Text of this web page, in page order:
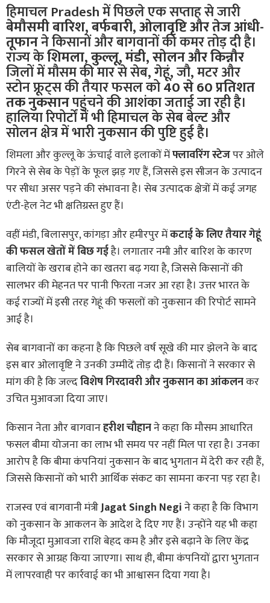
हिमाचल Pradesh में पिछले एक सप्ताह से जारी
बेमौसमी बारिश, बर्फबारी, ओलावृष्टि और तेज आंधी-
तूफानने किसानों और बागवानों की कमर तोड़ दी है।
राज्य केशिमला, कुल्लू, मंडी, सोलन और किन्नौर
जिलों में मौसम की मार से सेब, गेहूं, जौ, मटर और
स्टोन फ्रूट्स की तैयार फसल को40 से 60 प्रतिशत
तक नुकसानपहुंचने की आशंका जताई जा रही है।
हालिया रिपोर्टों में भी हिमाचल के सेब बेल्ट और
सोलन क्षेत्र में भारी नुकसान की पुष्टि हुई है।
शिमला और कुल्लू के ऊंचाई वाले इलाकों मेंफ्लावरिंग स्टेजपर ओले
गिरने से सेब के पेड़ों के फूल झड़ गए हैं, जिससे इस सीजन के उत्पादन
पर सीधा असर पड़ने की संभावना है। सेब उत्पादक क्षेत्रों में कई जगह
एंटी-हेल नेट भी क्षतिग्रस्त हुए हैं।
वहीं मंडी, बिलासपुर, कांगड़ा और हमीरपुर मेंकटाई के लिए तैयार गेहूं
की फसल खेतों में बिछ गईहै। लगातार नमी और बारिश के कारण
बालियों के खराब होने का खतरा बढ़ गया है, जिससे किसानों की
सालभर की मेहनत पर पानी फिरता नजर आ रहा है। उत्तर भारत के
कई राज्यों में इसी तरह गेहूं की फसलों को नुकसान की रिपोर्ट सामने
आई है।
सेब बागवानों का कहना है कि पिछले वर्ष सूखे की मार झेलने के बाद
इस बार ओलावृष्टि ने उनकी उम्मीदें तोड़ दी हैं। किसानों ने सरकार से
मांग की है कि जल्दविशेष गिरदावरी और नुकसान का आंकलनकर
उचित मुआवजा दिया जाए।
किसान नेता और बागवानहरीश चौहानने कहा कि मौसम आधारित
फसल बीमा योजना का लाभ भी समय पर नहीं मिल पा रहा है। उनका
आरोप है कि बीमा कंपनियां नुकसान के बाद भुगतान में देरी कर रही हैं,
जिससे किसानों को भारी आर्थिक संकट का सामना करना पड़ रहा है।
राजस्व एवं बागवानी मंत्रीJagat Singh Negiने कहा है कि विभाग
को नुकसान के आकलन के आदेश दे दिए गए हैं। उन्होंने यह भी कहा
कि मौजूदा मुआवजा राशि बेहद कम है और इसे बढ़ाने के लिए केंद्र
सरकार से आग्रह किया जाएगा। साथ ही, बीमा कंपनियों द्वारा भुगतान
में लापरवाही पर कार्रवाई का भी आश्वासन दिया गया है।